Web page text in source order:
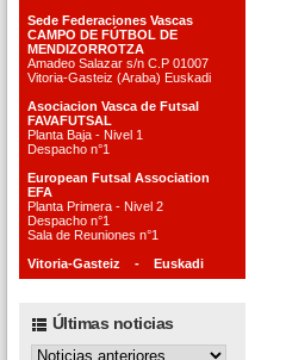
Sede Federaciones Vascas
CAMPO DE FÚTBOL DE
MENDIZORROTZA
Amadeo Salazar s/n C.P 01007
Vitoria-Gasteiz (Araba) Euskadi
Asociacion Vasca de Futsal
FAVAFUTSAL
Planta Baja - Nivel 1
Despacho n°1
European Futsal Association
EFA
Planta Primera - Nivel 2
Despacho n°1
Sala de Reuniones n°1
Vitoria-Gasteiz - Euskadi
Últimas noticias